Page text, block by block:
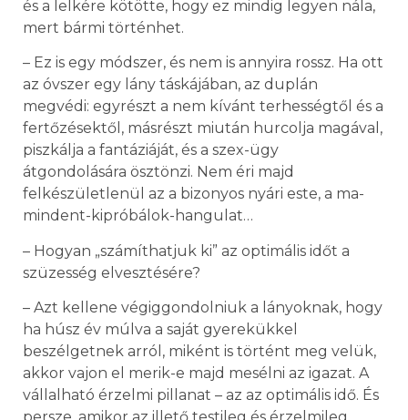
és a lelkére kötötte, hogy ez mindig legyen nála,
mert bármi történhet.
– Ez is egy módszer, és nem is annyira rossz. Ha ott
az óvszer egy lány táskájában, az duplán
megvédi: egyrészt a nem kívánt terhességtől és a
fertőzésektől, másrészt miután hurcolja magával,
piszkálja a fantáziáját, és a szex-ügy
átgondolására ösztönzi. Nem éri majd
felkészületlenül az a bizonyos nyári este, a ma-
mindent-kipróbálok-hangulat…
– Hogyan „számíthatjuk ki” az optimális időt a
szüzesség elvesztésére?
– Azt kellene végiggondolniuk a lányoknak, hogy
ha húsz év múlva a saját gyerekükkel
beszélgetnek arról, miként is történt meg velük,
akkor vajon el merik-e majd mesélni az igazat. A
vállalható érzelmi pillanat – az az optimális idő. És